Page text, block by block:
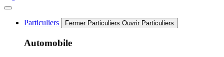
Particuliers Fermer Particuliers Ouvrir Particuliers
Automobile